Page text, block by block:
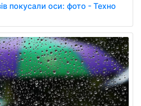
покусали оси: фото - Техно